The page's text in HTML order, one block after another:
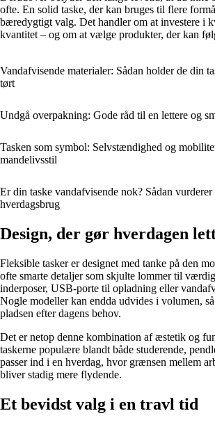
ofte. En solid taske, der kan bruges til flere
bæredygtigt valg. Det handler om at investere i
kvantitet – og om at vælge produkter, der kan
Vandafvisende materialer: Sådan holder de din
tørt
Undgå overpakning: Gode råd til en lettere og
Tasken som symbol: Selvstændighed og
mandelivsstil
Er din taske vandafvisende nok? Sådan
hverdagsbrug
Design, der gør hverdagen
Fleksible tasker er designet med tanke på den
ofte smarte detaljer som skjulte lommer til
inderposer, USB-porte til opladning eller
Nogle modeller kan endda udvides i volumen,
pladsen efter dagens behov.
Det er netop denne kombination af æstetik og
taskerne populære blandt både studerende,
passer ind i en hverdag, hvor grænsen mellem
bliver stadig mere flydende.
Et bevidst valg i en travl tid